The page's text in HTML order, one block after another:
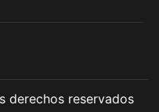
derechos reservados